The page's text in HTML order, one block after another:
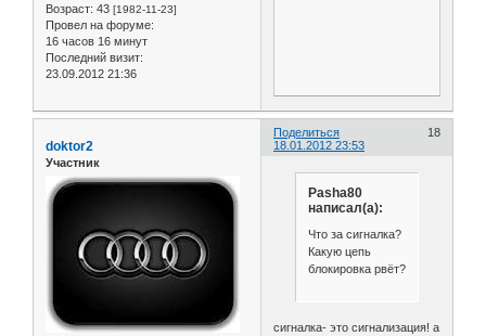
Возраст: 43 [1982-11-23]
Провел на форуме:
16 часов 16 минут
Последний визит:
23.09.2012 21:36
Поделиться
18
18.01.2012 23:53
doktor2
Участник
Pasha80
написал(а):
Что за сигналка?
Какую цепь
блокировка рвёт?
сигналка- это сигнализация! а